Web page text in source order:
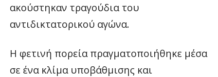
ακούστηκαν τραγούδια του
αντιδικτατορικού αγώνα.
Η φετινή πορεία πραγματοποιήθηκε μέσα
σε ένα κλίμα υποβάθμισης και